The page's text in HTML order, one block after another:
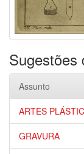
Sugestões
Assunto
ARTES
GRAVURA